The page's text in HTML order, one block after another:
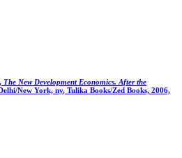
The New Development Economics. After the
New York, ny, Tulika Books/Zed Books, 2006,